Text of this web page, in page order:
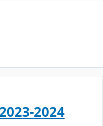
2024